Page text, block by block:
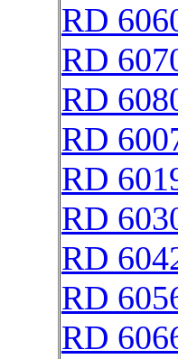
RD
RD
RD
RD
RD
RD
RD
RD
RD